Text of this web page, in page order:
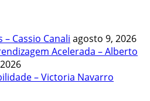
– Cassio Canali agosto 9, 2026
Acelerada – Alberto
– Victoria Navarro